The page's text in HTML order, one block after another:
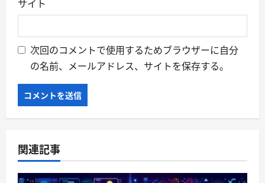
サイト
次回のコメントで使用するためブラウザーに自分
の名前、メールアドレス、サイトを保存する。
関連記事